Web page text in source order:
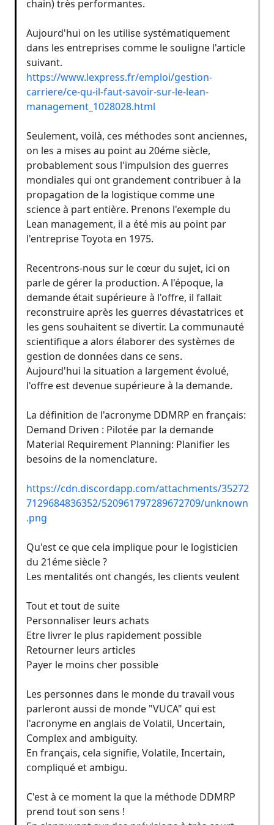
chain) très performantes.
Aujourd'hui on les utilise systématiquement
dans les entreprises comme le souligne l'article
suivant.
https://www.lexpress.fr/emploi/gestion-
carriere/ce-qu-il-faut-savoir-sur-le-lean-
management_1028028.html
Seulement, voilà, ces méthodes sont anciennes,
on les a mises au point au 20éme siècle,
probablement sous l'impulsion des guerres
mondiales qui ont grandement contribuer à la
propagation de la logistique comme une
science à part entière. Prenons l'exemple du
Lean management, il a été mis au point par
l'entreprise Toyota en 1975.
Recentrons-nous sur le cœur du sujet, ici on
parle de gérer la production. A l'époque, la
demande était supérieure à l'offre, il fallait
reconstruire après les guerres dévastatrices et
les gens souhaitent se divertir. La communauté
scientifique a alors élaborer des systèmes de
gestion de données dans ce sens.
Aujourd'hui la situation a largement évolué,
l'offre est devenue supérieure à la demande.
La définition de l'acronyme DDMRP en français:
Demand Driven : Pilotée par la demande
Material Requirement Planning: Planifier les
besoins de la nomenclature.
https://cdn.discordapp.com/attachments/35272
7129684836352/520961797289672709/unknown
.png
Qu'est ce que cela implique pour le logisticien
du 21éme siècle ?
Les mentalités ont changés, les clients veulent
Tout et tout de suite
Personnaliser leurs achats
Etre livrer le plus rapidement possible
Retourner leurs articles
Payer le moins cher possible
Les personnes dans le monde du travail vous
parleront aussi de monde "VUCA" qui est
l'acronyme en anglais de Volatil, Uncertain,
Complex and ambiguity.
En français, cela signifie, Volatile, Incertain,
compliqué et ambigu.
C'est à ce moment la que la méthode DDMRP
prend tout son sens !